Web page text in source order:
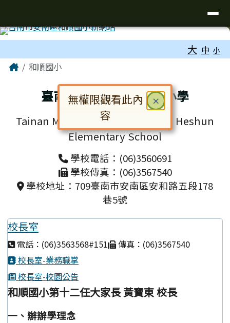
大 中 小
主內容區域
Home和順國小
臺南市安南區和順國民小學
Tainan Municipal Annan District Heshun
Elementary School
學校電話：(06)3560691
學校傳真：(06)3567540
學校地址：709臺南市安南區安和路五段178
巷5號
校長室
電話：(06)3563568#151
傳真：(06)3567540
校長室-業務職掌
校長室-校園公告
和順國小第十二任大家長 黃寶東 校長
一、辦辦學理念
頁尾區域
× 關閉
無權限觀看此內
容
對話框已開啟。請使用 Tab 鍵在